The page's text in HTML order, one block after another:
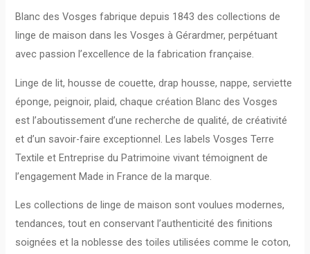
Blanc des Vosges fabrique depuis 1843 des collections de
linge de maison dans les Vosges à Gérardmer, perpétuant
avec passion l’excellence de la fabrication française.
Linge de lit, housse de couette, drap housse, nappe, serviette
éponge, peignoir, plaid, chaque création Blanc des Vosges
est l’aboutissement d’une recherche de qualité, de créativité
et d’un savoir-faire exceptionnel. Les labels Vosges Terre
Textile et Entreprise du Patrimoine vivant témoignent de
l’engagement Made in France de la marque.
Les collections de linge de maison sont voulues modernes,
tendances, tout en conservant l’authenticité des finitions
soignées et la noblesse des toiles utilisées comme le coton,